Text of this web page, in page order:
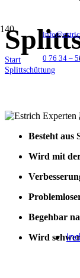
0 76 34 –
Start
Splittschüttung
Besteht aus
Wird mit
Begehbar
Wird